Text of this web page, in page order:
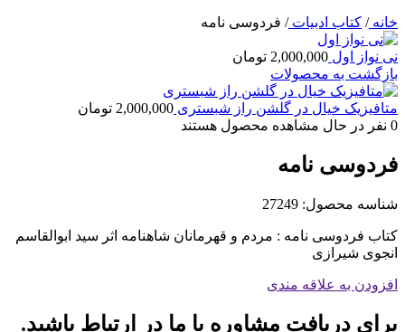
خانه/ کتاب ادبیات/ فردوسی نامه
نی نواز اول 2,000,000 تومان
بازگشت به محصولات
متافیزیک خیال در گلشن راز شبستری 2,000,000 تومان
0 نفر در حال مشاهده محصول هستند
فردوسی نامه
شناسه محصول: 27249
کتاب فردوسی نامه : مردم و قهرمانان شاهنامه اثر سید ابوالقاسم
انجوی شیرازی
افزودن به علاقه مندی
برای دریافت مشاوره با ما در ارتباط باشید.